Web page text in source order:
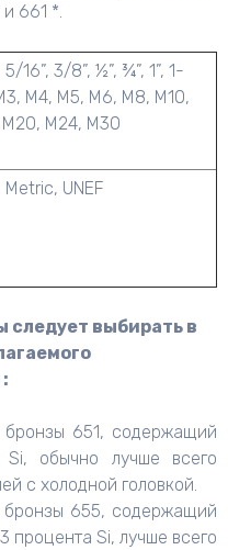
661 *.
16”, 3/8”, ½”, ¾”, 1”, 1-
M4, M5, M6, M8, M10,
M20, M24, M30
Metric, UNEF
следует выбирать в
бронзы 651, содержащий
обычно лучше всего
с холодной головкой.
бронзы 655, содержащий
процента Si, лучше всего